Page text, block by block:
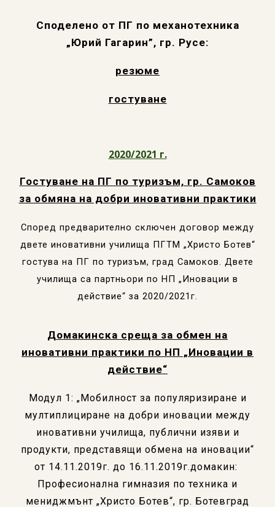
Споделено от ПГ по механотехника
„Юрий Гагарин”, гр. Русе:
резюме
гостуване
2020/2021 г.
Гостуване на ПГ по туризъм, гр. Самоков
за обмяна на добри иновативни практики
Според предварително сключен договор между
двете иновативни училища ПГТМ „Христо Ботев“
гостува на ПГ по туризъм, град Самоков. Двете
училища са партньори по НП „Иновации в
действие“ за 2020/2021 г.
Домакинска среща за обмен на
иновативни практики по НП „Иновации в
действие“
Модул 1: „Мобилност за популяризиране и
мултиплициране на добри иновации между
иновативни училища, публични изяви и
продукти, представящи обмена на иновации“
от 14.11.2019г. до 16.11.2019г.домакин:
Професионална гимназия по техника и
мениджмънт „Христо Ботев“, гр. Ботевград